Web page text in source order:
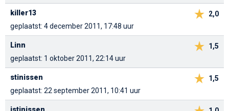
2,0
killer13
geplaatst: 4 december 2011, 17:48 uur
1,5
Linn
geplaatst: 1 oktober 2011, 22:14 uur
1,5
stinissen
geplaatst: 22 september 2011, 10:41 uur